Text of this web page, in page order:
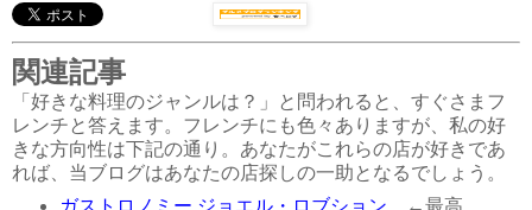
関連記事
「好きな料理のジャンルは？」と問われると、すぐさまフ
レンチと答えます。フレンチにも色々ありますが、私の好
きな方向性は下記の通り。あなたがこれらの店が好きであ
れば、当ブログはあなたの店探しの一助となるでしょう。